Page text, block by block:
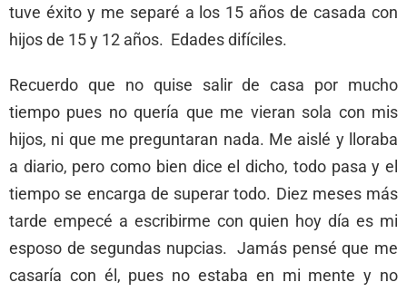
tuve éxito y me separé a los 15 años de casada con
hijos de 15 y 12 años. Edades difíciles.
Recuerdo que no quise salir de casa por mucho
tiempo pues no quería que me vieran sola con mis
hijos, ni que me preguntaran nada. Me aislé y lloraba
a diario, pero como bien dice el dicho, todo pasa y el
tiempo se encarga de superar todo. Diez meses más
tarde empecé a escribirme con quien hoy día es mi
esposo de segundas nupcias. Jamás pensé que me
casaría con él, pues no estaba en mi mente y no